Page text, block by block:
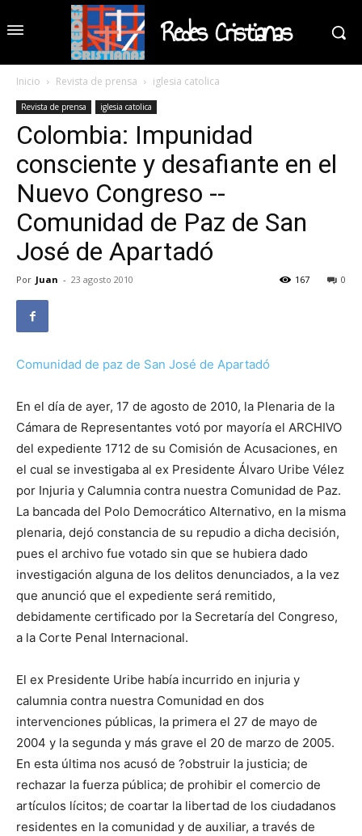
Redes Cristianas
Inicio Revista de prensa iglesia catolica
Revista de prensa iglesia catolica
Colombia: Impunidad
consciente y desafiante en el
Nuevo Congreso --
Comunidad de Paz de San
José de Apartadó
Por Juan - 23 agosto 2010 0
167
Comunidad de paz de San José de Apartadó
En el día de ayer, 17 de agosto de 2010, la Plenaria de la
Cámara de Representantes votó por mayoría el ARCHIVO
del expediente 1712 de su Comisión de Acusaciones, en
el cual se investigaba al ex Presidente Álvaro Uribe Vélez
por Injuria y Calumnia contra nuestra Comunidad de Paz.
La bancada del Polo Democrático Alternativo, en la misma
plenaria, dejó constancia de su repudio a dicha decisión,
pues el archivo fue votado sin que se hubiera dado
investigación alguna de los delitos denunciados, a la vez
que anunció que el expediente será remitido,
debidamente certificado por la Secretaría del Congreso,
a la Corte Penal Internacional.
El ex Presidente Uribe había incurrido en injuria y
calumnia contra nuestra Comunidad en dos
intervenciones públicas, la primera el 27 de mayo de
2004 y la segunda y más grave el 20 de marzo de 2005.
En esta última nos acusó de ?obstruir la justicia; de
rechazar la fuerza pública; de prohibir el comercio de
artículos lícitos; de coartar la libertad de los ciudadanos
residentes en la comunidad y de auxiliar, a través de